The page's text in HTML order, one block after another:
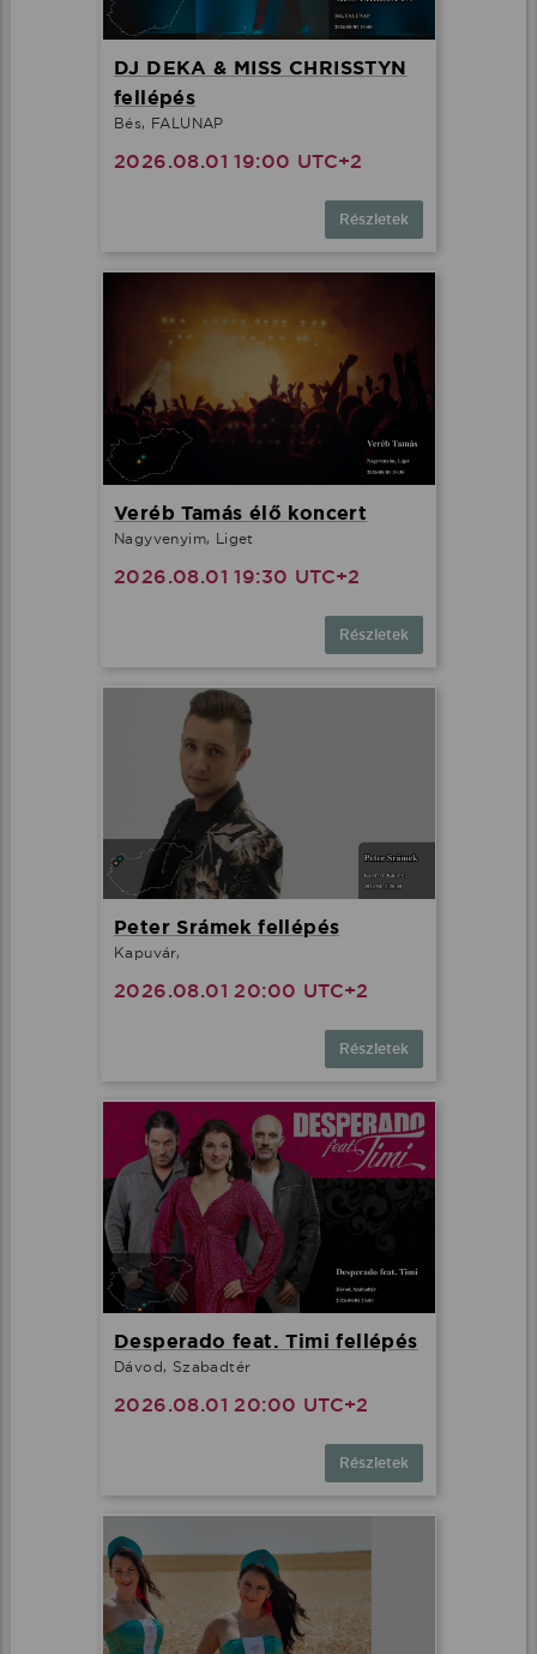
DJ DEKA & MISS CHRISSTYN
fellépés
Bés, FALUNAP
2026.08.01 19:00 UTC+2
Részletek
Veréb Tamás élő koncert
Nagyvenyim, Liget
2026.08.01 19:30 UTC+2
Részletek
Peter Srámek fellépés
Kapuvár,
2026.08.01 20:00 UTC+2
Részletek
Desperado feat. Timi fellépés
Dávod, Szabadtér
2026.08.01 20:00 UTC+2
Részletek